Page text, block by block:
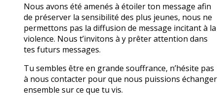
Nous avons été amenés à étoiler ton message afin
de préserver la sensibilité des plus jeunes, nous ne
permettons pas la diffusion de message incitant à la
violence. Nous t’invitons à y prêter attention dans
tes futurs messages.
Tu sembles être en grande souffrance, n’hésite pas
à nous contacter pour que nous puissions échanger
ensemble sur ce que tu vis.